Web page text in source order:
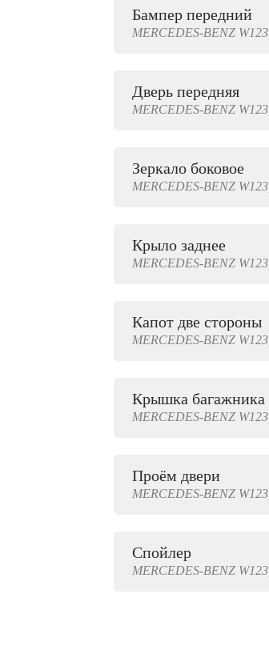
Бампер передний
MERCEDES-BENZ W123,
Дверь передняя
MERCEDES-BENZ W123,
Зеркало боковое
MERCEDES-BENZ W123,
Крыло заднее
MERCEDES-BENZ W123,
Капот две стороны
MERCEDES-BENZ W123,
Крышка багажника
MERCEDES-BENZ W123,
Проём двери
MERCEDES-BENZ W123,
Спойлер
MERCEDES-BENZ W123,